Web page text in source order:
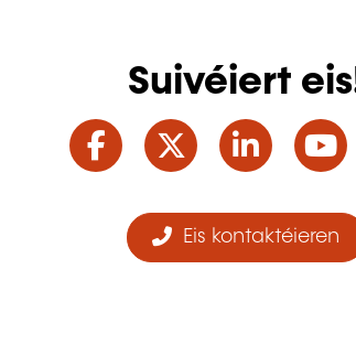
Suivéiert
Facebook
Twitter
Eis kontaktéieren